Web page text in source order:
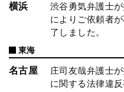
横浜
渋谷勇気弁護士
によりご依頼者
了しました。
東海
名古屋
庄司友哉弁護士
に関する法律違